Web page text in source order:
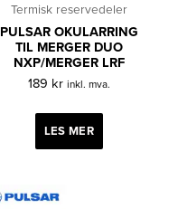
Termisk reservedeler
PULSAR OKULARRING
TIL MERGER DUO
NXP/MERGER LRF
189 kr inkl. mva.
LES MER